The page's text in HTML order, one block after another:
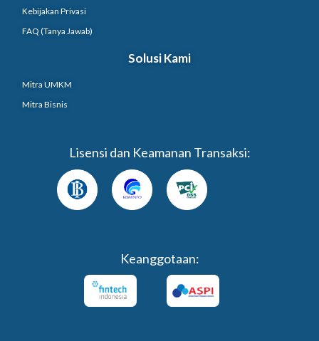
Kebijakan Privasi
FAQ (Tanya Jawab)
Solusi Kami
Mitra UMKM
Mitra Bisnis
Lisensi dan Keamanan Transaksi:
Keanggotaan: